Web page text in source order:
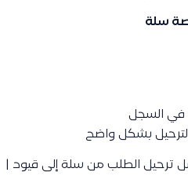
سلة
في السجل
بشكل واضح